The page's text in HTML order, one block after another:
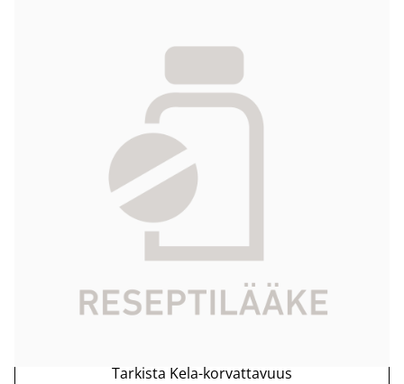
hemofiltraationeste injektioliitin ja luer-
039918
dinatriumfosfaattidihydraatti,
kaliumkloridi,
magnesiumkloridiheksahydraatti,
Pakkauskoko 2 x 5000 ml
Tarkista Kela-korvattavuus